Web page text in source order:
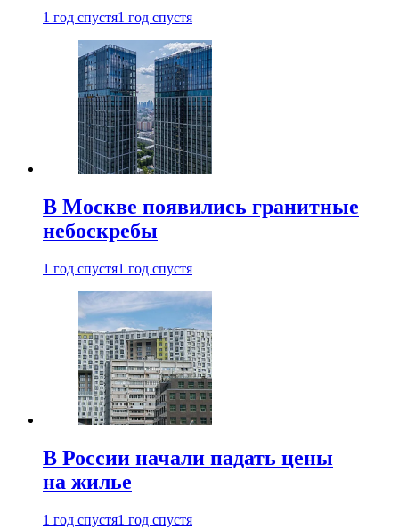
1 год спустя1 год спустя
В Москве появились гранитные
небоскребы
1 год спустя1 год спустя
В России начали падать цены
на жилье
1 год спустя1 год спустя